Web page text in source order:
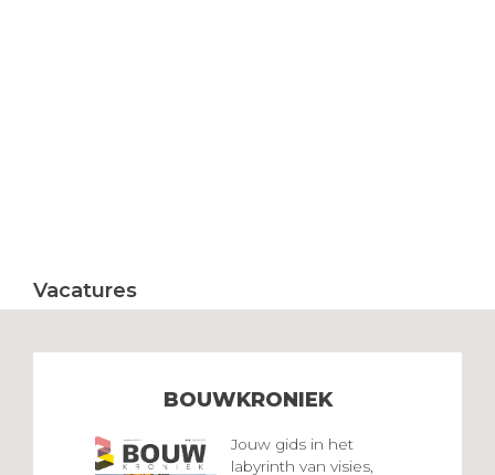
Vacatures
BOUWKRONIEK
Jouw gids in het
labyrinth van visies,